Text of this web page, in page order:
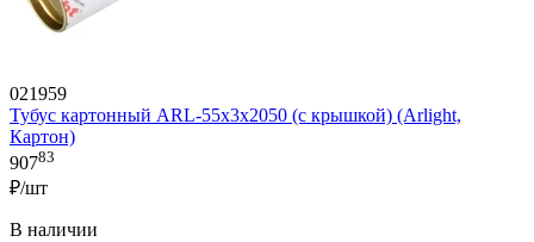
021959
Тубус картонный ARL-55х3х2050 (с крышкой) (Arlight,
Картон)
90783
₽/шт
В наличии